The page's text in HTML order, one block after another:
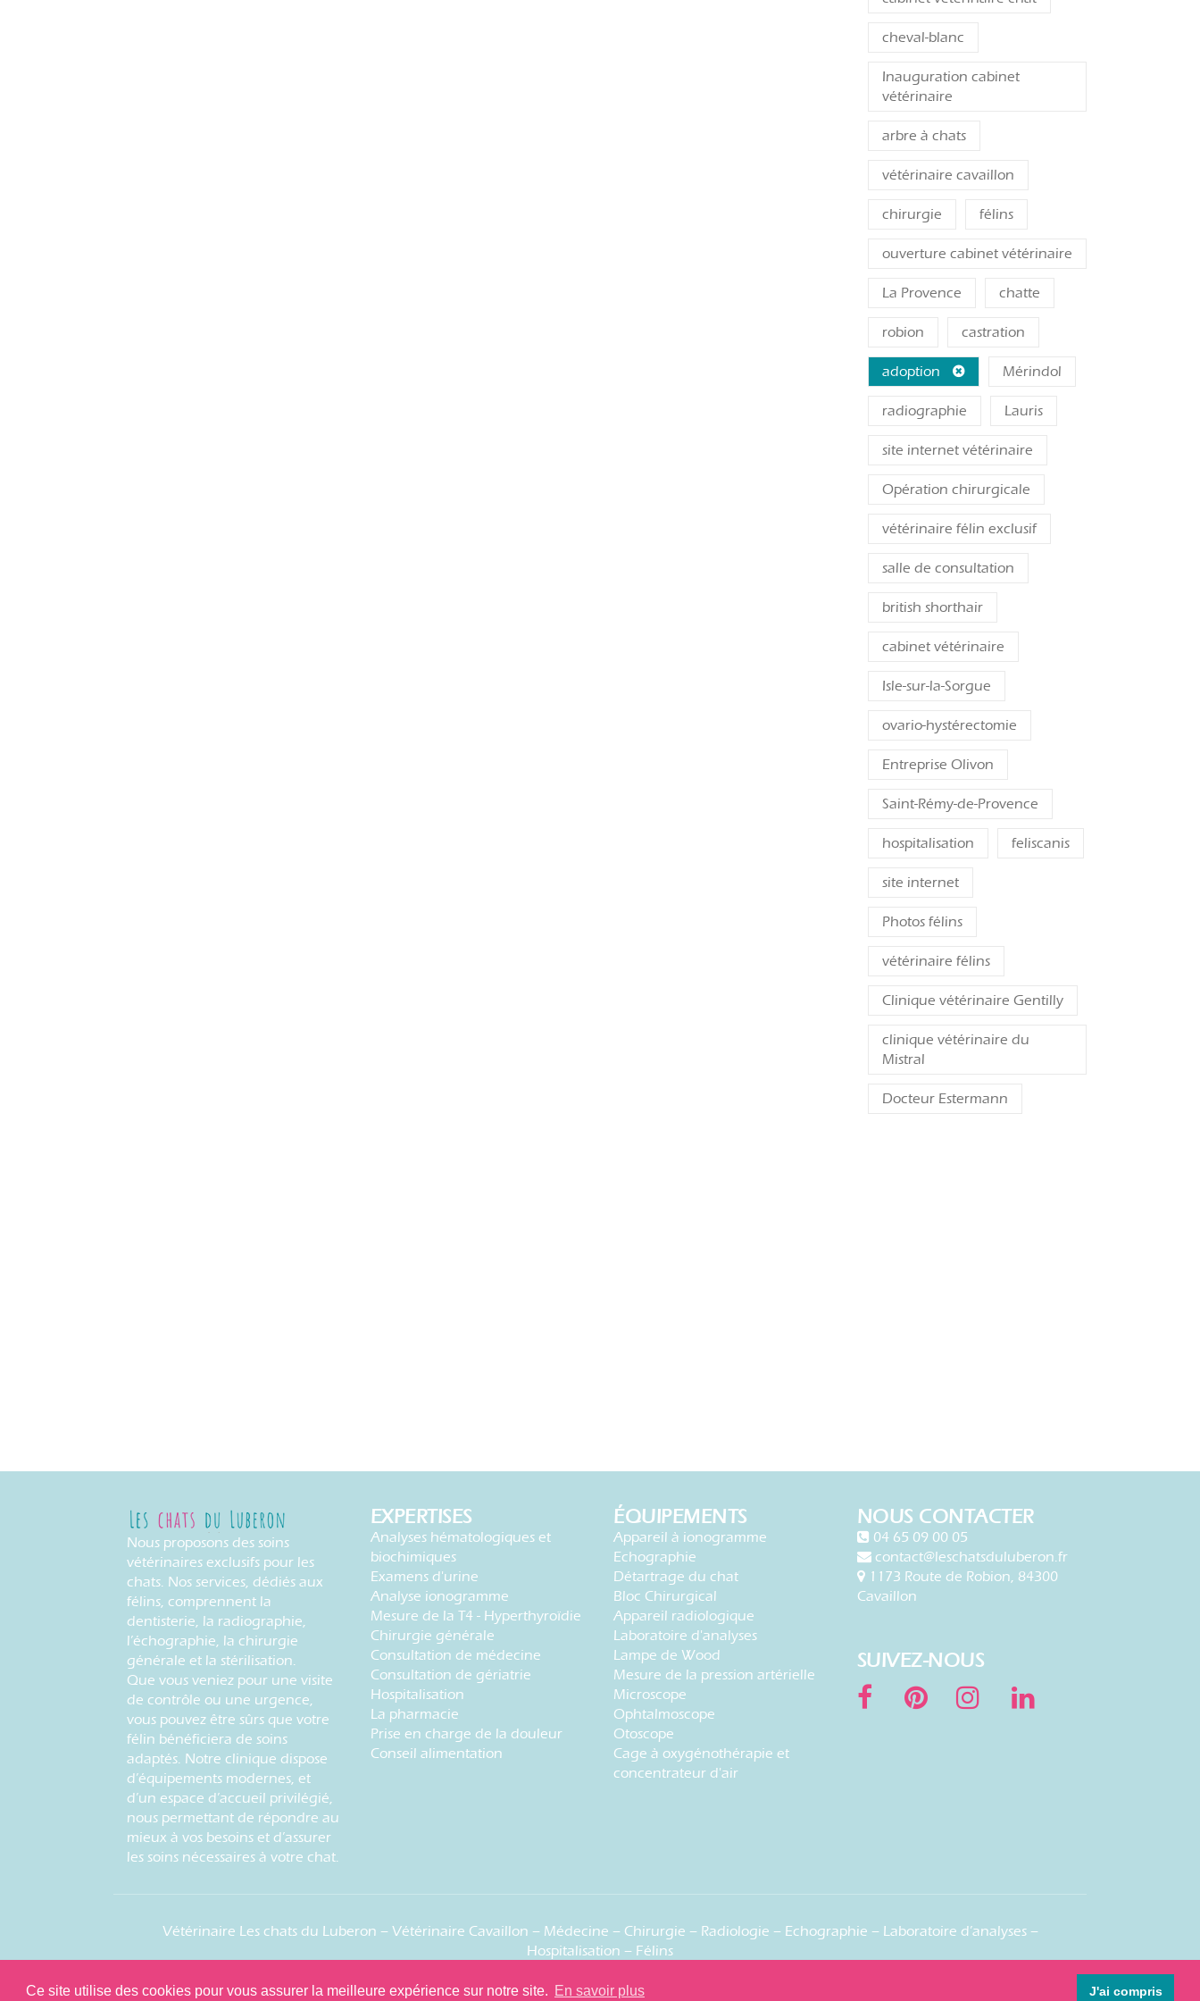
Ce site utilise des cookies pour vous assurer la meilleure expérience sur notre site. En savoir plus J'ai compris
cheval-blanc
Inauguration cabinet
vétérinaire
arbre à chats
vétérinaire cavaillon
chirurgie félins
ouverture cabinet vétérinaire
La Provence chatte
robion castration
adoption Mérindol
radiographie Lauris
site internet vétérinaire
Opération chirurgicale
vétérinaire félin exclusif
salle de consultation
british shorthair
cabinet vétérinaire
Isle-sur-la-Sorgue
ovario-hystérectomie
Entreprise Olivon
Saint-Rémy-de-Provence
hospitalisation feliscanis
site internet
Photos félins
vétérinaire félins
Clinique vétérinaire Gentilly
clinique vétérinaire du
Mistral
Docteur Estermann
Nous proposons des soins
vétérinaires exclusifs pour les
chats. Nos services, dédiés aux
félins, comprennent la
dentisterie, la radiographie,
l’échographie, la chirurgie
générale et la stérilisation.
Que vous veniez pour une visite
de contrôle ou une urgence,
vous pouvez être sûrs que votre
félin bénéficiera de soins
adaptés. Notre clinique dispose
d’équipements modernes, et
d’un espace d’accueil privilégié,
nous permettant de répondre au
mieux à vos besoins et d’assurer
les soins nécessaires à votre chat.
EXPERTISES
Analyses hématologiques et
biochimiques
Examens d'urine
Analyse ionogramme
Mesure de la T4 - Hyperthyroïdie
Chirurgie générale
Consultation de médecine
Consultation de gériatrie
Hospitalisation
La pharmacie
Prise en charge de la douleur
Conseil alimentation
ÉQUIPEMENTS
Appareil à ionogramme
Echographie
Détartrage du chat
Bloc Chirurgical
Appareil radiologique
Laboratoire d'analyses
Lampe de Wood
Mesure de la pression artérielle
Microscope
Ophtalmoscope
Otoscope
Cage à oxygénothérapie et
concentrateur d'air
NOUS CONTACTER
04 65 09 00 05
contact@leschatsduluberon.fr
1173 Route de Robion, 84300
Cavaillon
SUIVEZ-NOUS
Vétérinaire Les chats du Luberon – Vétérinaire Cavaillon – Médecine – Chirurgie – Radiologie – Echographie – Laboratoire d’analyses –
Hospitalisation – Félins